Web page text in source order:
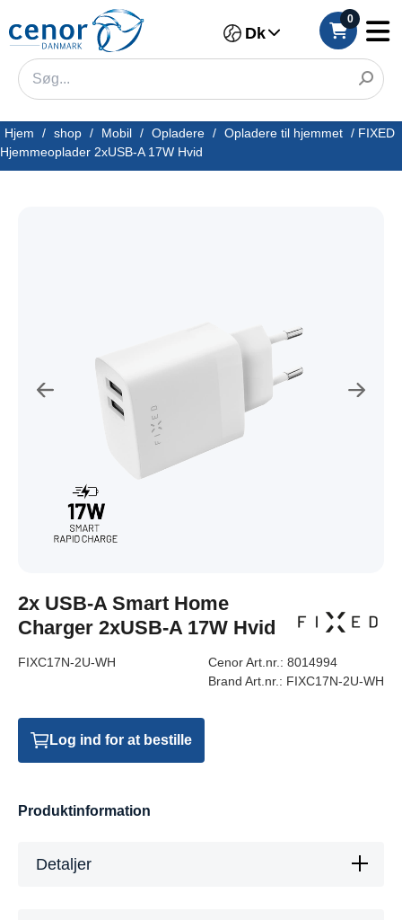
Dk
0
Hjem / shop / Mobil / Opladere / Opladere til hjemmet / FIXED
Hjemmeoplader 2xUSB-A 17W Hvid
2x USB-A Smart Home
Charger 2xUSB-A 17W Hvid
FIXC17N-2U-WH Cenor Art.nr.: 8014994
Brand Art.nr.: FIXC17N-2U-WH
Log ind for at bestille
Produktinformation
Detaljer